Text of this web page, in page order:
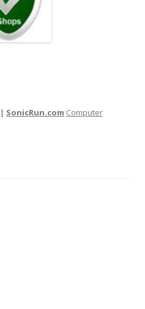
| SonicRun.com Computer